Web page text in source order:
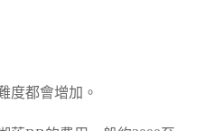
度都會增加。